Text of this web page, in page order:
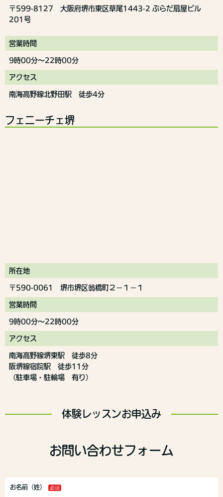
〒599-8127 大阪府堺市東区草尾1443-2 ぷらだ扇屋ビル
201号
営業時間
9時00分～22時00分
アクセス
南海高野線北野田駅 徒歩4分
フェニーチェ堺
所在地
〒590-0061 堺市堺区翁橋町２－１－１
営業時間
9時00分～22時00分
アクセス
南海高野線堺東駅 徒歩8分
阪堺線宿院駅 徒歩11分
（駐車場・駐輪場 有り）
体験レッスンお申込み